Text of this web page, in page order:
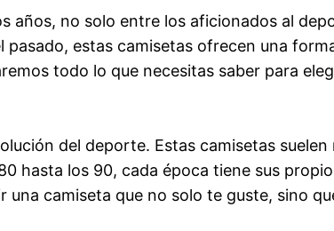
años, no solo entre los aficionados al
estas camisetas ofrecen una
todo lo que necesitas saber para
del deporte. Estas camisetas
hasta los 90, cada época tiene sus
camiseta que no solo te guste, sino